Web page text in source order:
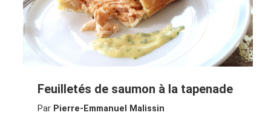
Feuilletés de saumon à la tapenade
Par Pierre-Emmanuel Malissin